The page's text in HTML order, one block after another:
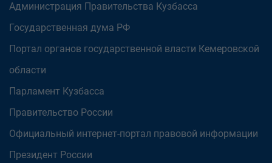
Администрация Правительства Кузбасса
Государственная дума РФ
Портал органов государственной власти Кемеровской
области
Парламент Кузбасса
Правительство России
Официальный интернет-портал правовой информации
Президент России